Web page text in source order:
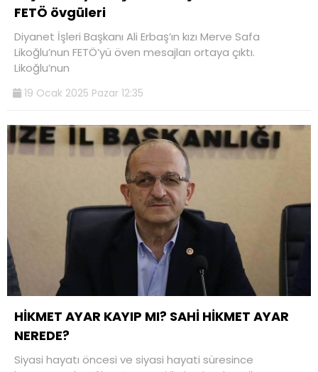
FETÖ övgüleri
Diyanet İşleri Başkanı Ali Erbaş’ın kızı Merve Safa
Likoğlu’nun FETÖ’yü öven mesajları ortaya çıktı.
Likoğlu’nun
19 Ocak 2025 Pazar 12:35
HİKMET AYAR KAYIP MI? SAHİ HİKMET AYAR
NEREDE?
Siyasi hayatı öncesi ve siyasi hayati süresince